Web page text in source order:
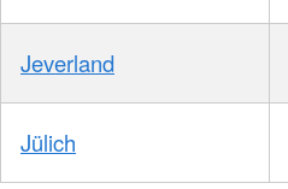
Jeverland
Jülich